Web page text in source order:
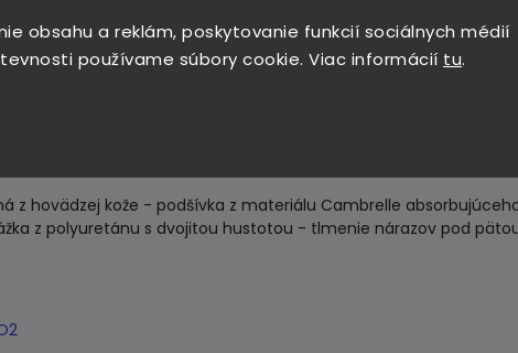
obsahu a reklám, poskytovanie funkcií sociálnych médií
používame súbory cookie. Viac informácií tu.
odosielame do
z hovädzej kože - podšívka z materiálu Cambrelle
z polyuretánu s dvojitou hustotou - tlmenie nárazov pod